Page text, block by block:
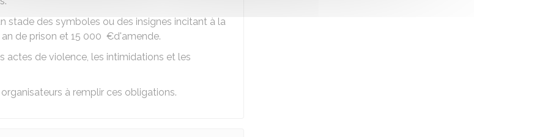
stade des symboles ou des insignes incitant à la
de prison et 15 000 €d'amende.
actes de violence, les intimidations et les
à remplir ces obligations.